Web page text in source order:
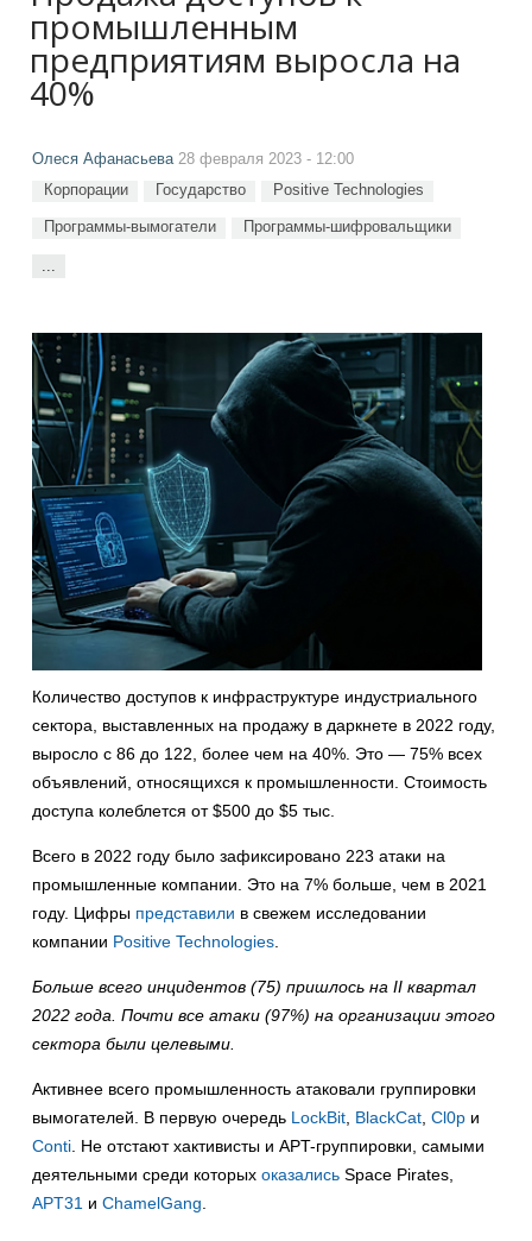
промышленным
предприятиям выросла на
40%
Олеся Афанасьева28 февраля 2023 - 12:00
Корпорации Государство Positive Technologies
Программы-вымогатели Программы-шифровальщики
...
Количество доступов к инфраструктуре индустриального
сектора, выставленных на продажу в даркнете в 2022 году,
выросло с 86 до 122, более чем на 40%. Это — 75% всех
объявлений, относящихся к промышленности. Стоимость
доступа колеблется от $500 до $5 тыс.
Всего в 2022 году было зафиксировано 223 атаки на
промышленные компании. Это на 7% больше, чем в 2021
году. Цифры представили в свежем исследовании
компании Positive Technologies.
Больше всего инцидентов (75) пришлось на II квартал
2022 года. Почти все атаки (97%) на организации этого
сектора были целевыми.
Активнее всего промышленность атаковали группировки
вымогателей. В первую очередь LockBit, BlackCat, Cl0p и
Conti. Не отстают хактивисты и APT-группировки, самыми
деятельными среди которых оказались Space Pirates,
APT31 и ChamelGang.